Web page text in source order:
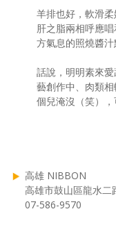
羊排也好，軟滑
肝之脂兩相呼應
方氣息的照燒醬汁
話說，明明素來
藝創作中、肉類
個兒淹沒（笑），
高雄 NIBBON
高雄市鼓山區龍水二
07-586-9570